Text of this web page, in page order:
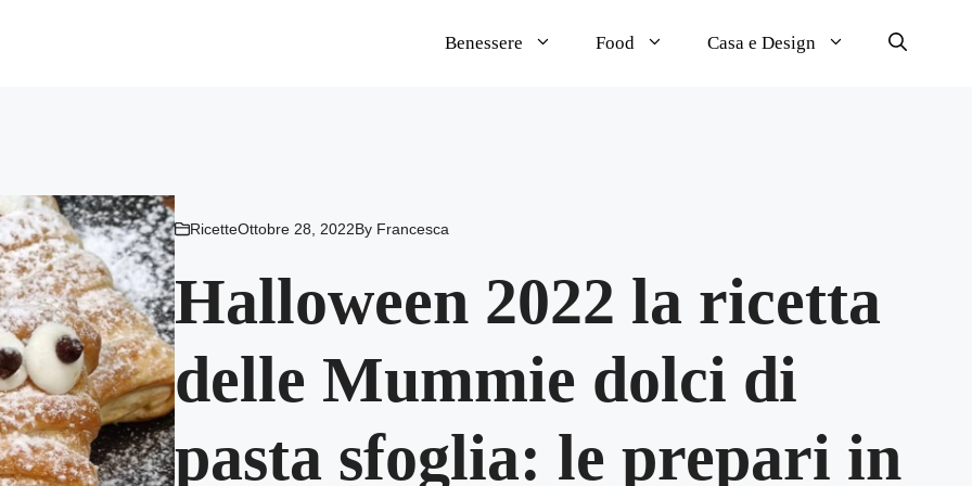
Benessere Food Casa e Design
RicetteOttobre 28, 2022By Francesca
Halloween 2022 la ricetta
delle Mummie dolci di
pasta sfoglia: le prepari in